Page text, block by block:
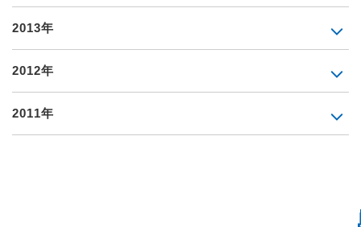
2013年
2012年
2011年